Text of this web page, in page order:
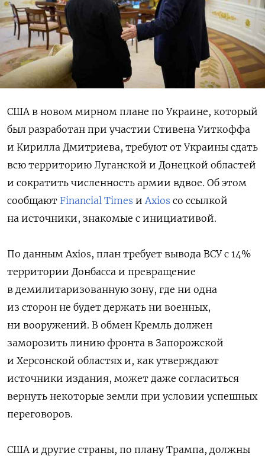
США в новом мирном плане по Украине, который
был разработан при участии Стивена Уиткоффа
и Кирилла Дмитриева, требуют от Украины сдать
всю территорию Луганской и Донецкой областей
и сократить численность армии вдвое. Об этом
сообщают Financial Times и Axios со ссылкой
на источники, знакомые с инициативой.
По данным Axios, план требует вывода ВСУ с 14%
территории Донбасса и превращение
в демилитаризованную зону, где ни одна
из сторон не будет держать ни военных,
ни вооружений. В обмен Кремль должен
заморозить линию фронта в Запорожской
и Херсонской областях и, как утверждают
источники издания, может даже согласиться
вернуть некоторые земли при условии успешных
переговоров.
США и другие страны, по плану Трампа, должны